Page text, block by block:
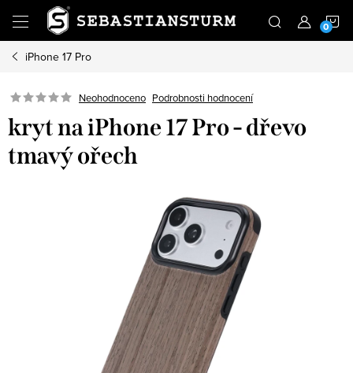
obsah
iPhone 17 Pro
Neohodnoceno Podrobnosti hodnocení
kryt na iPhone 17 Pro - dřevo
tmavý ořech